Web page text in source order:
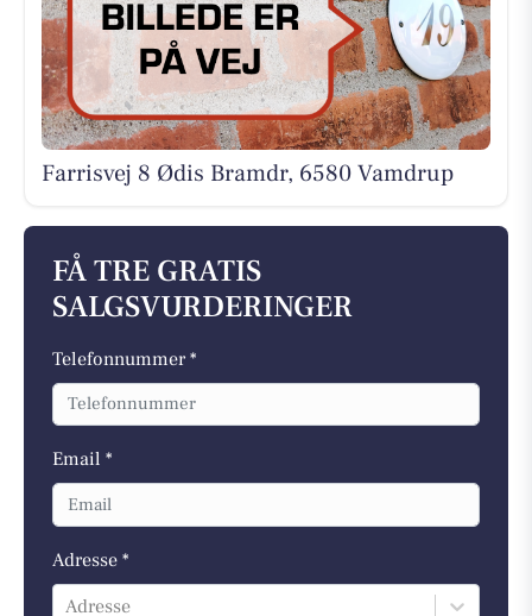
Farrisvej 8 Ødis Bramdr, 6580 Vamdrup
FÅ TRE GRATIS
SALGSVURDERINGER
Telefonnummer *
Email *
Adresse *
Adresse